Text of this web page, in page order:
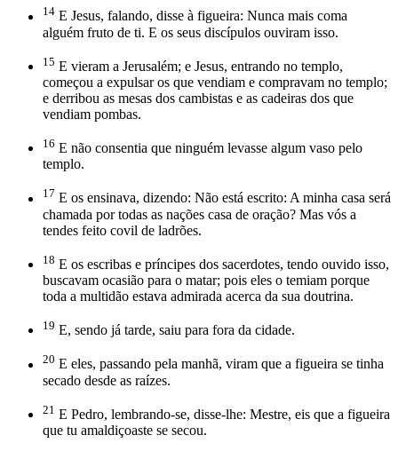
14 E Jesus, falando, disse à figueira: Nunca mais coma
alguém fruto de ti. E os seus discípulos ouviram isso.
15 E vieram a Jerusalém; e Jesus, entrando no templo,
começou a expulsar os que vendiam e compravam no templo;
e derribou as mesas dos cambistas e as cadeiras dos que
vendiam pombas.
16 E não consentia que ninguém levasse algum vaso pelo
templo.
17 E os ensinava, dizendo: Não está escrito: A minha casa será
chamada por todas as nações casa de oração? Mas vós a
tendes feito covil de ladrões.
18 E os escribas e príncipes dos sacerdotes, tendo ouvido isso,
buscavam ocasião para o matar; pois eles o temiam porque
toda a multidão estava admirada acerca da sua doutrina.
19 E, sendo já tarde, saiu para fora da cidade.
20 E eles, passando pela manhã, viram que a figueira se tinha
secado desde as raízes.
21 E Pedro, lembrando-se, disse-lhe: Mestre, eis que a figueira
que tu amaldiçoaste se secou.